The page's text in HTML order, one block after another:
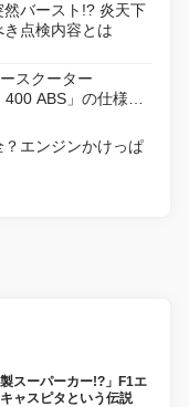
バースト!? 炎天下
点検内容とは
スクーター
ABS」の仕様を
エンジンかけっぱ
スーパーカー!?」F1エ
ャスピタという伝説